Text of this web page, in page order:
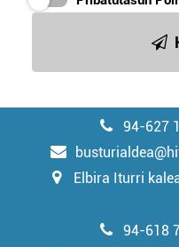
irakurri
94-627
Elbira Iturri
94-618